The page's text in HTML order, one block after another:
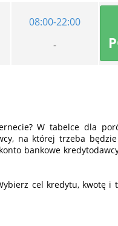
08:00-22:00
-
W tabelce dla
na której trzeba
bankowe
cel kredytu, kwotę i